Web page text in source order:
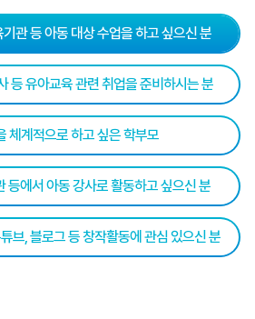
관 등 아동 대상 수업을 하고 싶으신 분
등 유아교육 관련 취업을 준비하시는 분
체계적으로 하고 싶은 학부모
등에서 아동 강사로 활동하고 싶으신 분
브, 블로그 등 창작활동에 관심 있으신 분